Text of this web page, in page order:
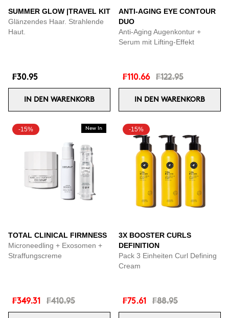
SUMMER GLOW |TRAVEL KIT
Glänzendes Haar. Strahlende
Haut.
₣30.95
IN DEN WARENKORB
ANTI-AGING EYE CONTOUR
DUO
Anti-Aging Augenkontur +
Serum mit Lifting-Effekt
₣110.66 ₣122.95
IN DEN WARENKORB
-15% New In
TOTAL CLINICAL FIRMNESS
Microneedling + Exosomen +
Straffungscreme
₣349.31 ₣410.95
-15%
3X BOOSTER CURLS
DEFINITION
Pack 3 Einheiten Curl Defining
Cream
₣75.61 ₣88.95